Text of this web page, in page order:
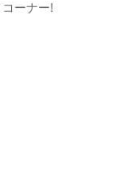
ーナー!